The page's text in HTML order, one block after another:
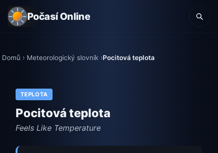
Počasí Online
Domů Meteorologický slovník Pocitová teplota
TEPLOTA
Pocitová teplota
Feels Like Temperature